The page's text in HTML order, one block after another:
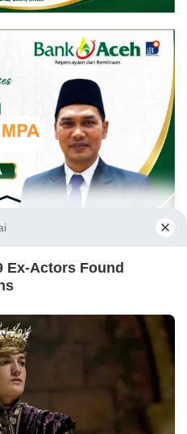
atau nomor WA 081269224477 disertai
pemikiran Redaksi, karena itu